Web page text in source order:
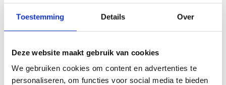
Toestemming Details Over
Deze website maakt gebruik van cookies
We gebruiken cookies om content en advertenties te
personaliseren, om functies voor social media te bieden